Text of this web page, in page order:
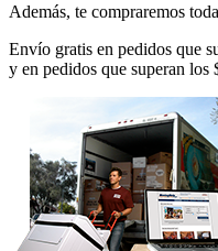
Además, te compraremos
Envío gratis en pedidos que
y en pedidos que superan los